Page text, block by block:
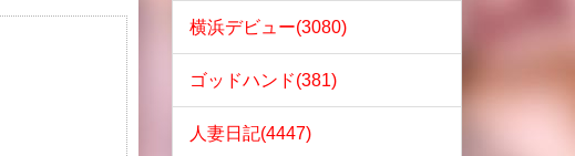
横浜デビュー(3080)
ゴッドハンド(381)
人妻日記(4447)